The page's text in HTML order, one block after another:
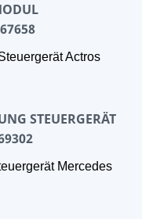
Actros
STEUERGERÄT
Mercedes